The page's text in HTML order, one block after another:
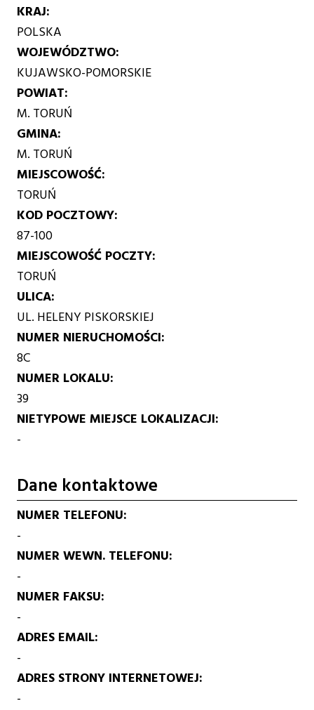
KRAJ
POLSKA
WOJEWÓDZTWO
KUJAWSKO-POMORSKIE
POWIAT
M. TORUŃ
GMINA
M. TORUŃ
MIEJSCOWOŚĆ
TORUŃ
KOD POCZTOWY
87-100
MIEJSCOWOŚĆ POCZTY
TORUŃ
ULICA
UL. HELENY PISKORSKIEJ
NUMER NIERUCHOMOŚCI
8C
NUMER LOKALU
39
NIETYPOWE MIEJSCE LOKALIZACJI
-
Dane kontaktowe
NUMER TELEFONU
-
NUMER WEWN. TELEFONU
-
NUMER FAKSU
-
ADRES EMAIL
-
ADRES STRONY INTERNETOWEJ
-